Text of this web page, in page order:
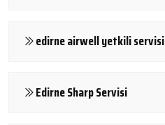
edirne airwell yetkili servisi
Edirne Sharp Servisi